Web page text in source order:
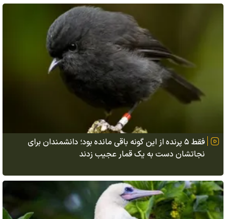
فقط ۵ پرنده از این گونه باقی مانده بود؛ دانشمندان برای
نجاتشان دست به یک قمار عجیب زدند